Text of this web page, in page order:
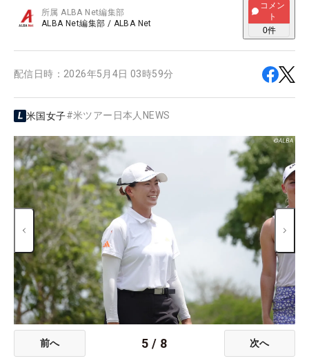
所属ALBA Net編集部
ALBA Net編集部 / ALBA Net
コメン
ト
0件
配信日時： 2026年5月4日 03時59分
米国女子#米ツアー日本人NEWS
前へ 5 / 8 次へ